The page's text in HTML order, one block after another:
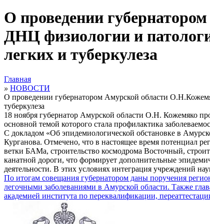
О проведении
ДНЦ физиологии и
легких и туберкулеза
Главная
» НОВОСТИ
О проведении губернатором Амурской области
туберкулеза
18 ноября губернатор Амурской области О.Н. Кожемяко
основной темой которого стала профилактика
С докладом «Об эпидемиологической обстановке в
Курганова. Отмечено, что в настоящее время потенциал
ветки БАМа, строительство космодрома Восточный,
канатной дороги, что формирует дополнительные
деятельности. В этих условиях интеграция учреждений
По итогам совещания губернатором даны поручения
легочными заболеваниями в Амурской области. Также
академией института по переквалификации,